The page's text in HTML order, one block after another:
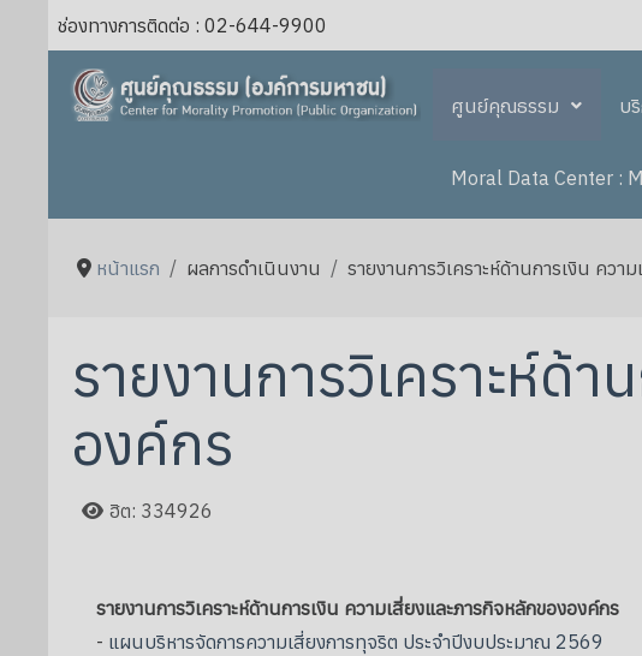
ช่องทางการติดต่อ : 02-644-9900
ศูนย์คุณธรรม
บ
Moral Data Center :
หน้าแรก ผลการดำเนินงาน รายงานการวิเคราะห์ด้านการเงิน ควา
รายงานการวิเคราะห์ด้
องค์กร
ฮิต: 334926
รายงานการวิเคราะห์ด้านการเงิน ความเสี่ยงและภารกิจหลักขององค์กร
- แผนบริหารจัดการความเสี่ยงการทุจริต ประจำปีงบประมาณ 2569